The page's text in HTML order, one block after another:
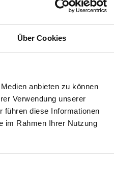
Über Cookies
anbieten zu können
Verwendung unserer
führen diese Informationen
im Rahmen Ihrer Nutzung
führt die Vorteile
Injektionen
eine
angenehme,
dauert, können Sie
Hämatome oder